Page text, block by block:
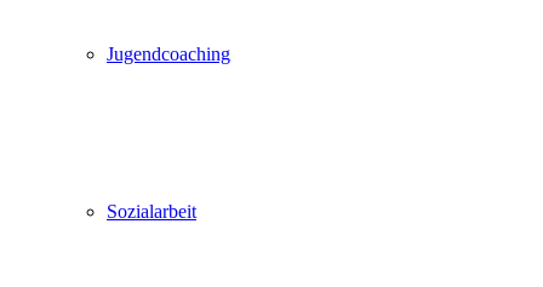
Jugendcoaching
Sozialarbeit